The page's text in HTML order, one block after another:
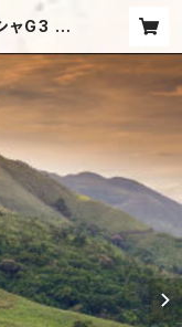
ャG3 ナ
ーヒー